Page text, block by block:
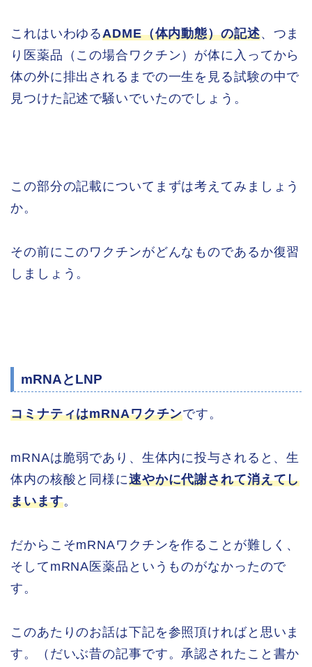
これはいわゆるADME（体内動態）の記述、つま
り医薬品（この場合ワクチン）が体に入ってから
体の外に排出されるまでの一生を見る試験の中で
見つけた記述で騒いでいたのでしょう。
この部分の記載についてまずは考えてみましょう
か。
その前にこのワクチンがどんなものであるか復習
しましょう。
mRNAとLNP
コミナティはmRNAワクチンです。
mRNAは脆弱であり、生体内に投与されると、生
体内の核酸と同様に速やかに代謝されて消えてし
まいます。
だからこそmRNAワクチンを作ることが難しく、
そしてmRNA医薬品というものがなかったので
す。
このあたりのお話は下記を参照頂ければと思いま
す。（だいぶ昔の記事です。承認されたこと書か